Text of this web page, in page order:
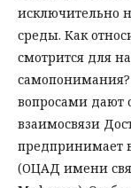
исключительно
среды. Как
смотрится для
вопросами дают
взаимосвязи
предпринимает
(ОЦАД имени